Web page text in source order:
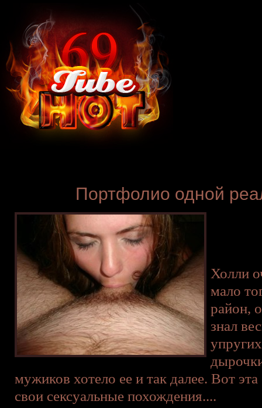
Портфолио одной
Холли
мало
район,
знал
мужиков хотело ее и так далее. Вот
свои сексуальные похождения....